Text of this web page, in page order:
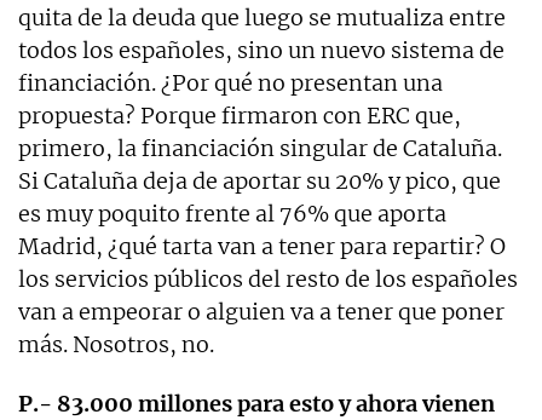
quita de la deuda que luego se mutualiza entre
todos los españoles, sino un nuevo sistema de
financiación. ¿Por qué no presentan una
propuesta? Porque firmaron con ERC que,
primero, la financiación singular de Cataluña.
Si Cataluña deja de aportar su 20% y pico, que
es muy poquito frente al 76% que aporta
Madrid, ¿qué tarta van a tener para repartir? O
los servicios públicos del resto de los españoles
van a empeorar o alguien va a tener que poner
más. Nosotros, no.
P.- 83.000 millones para esto y ahora vienen